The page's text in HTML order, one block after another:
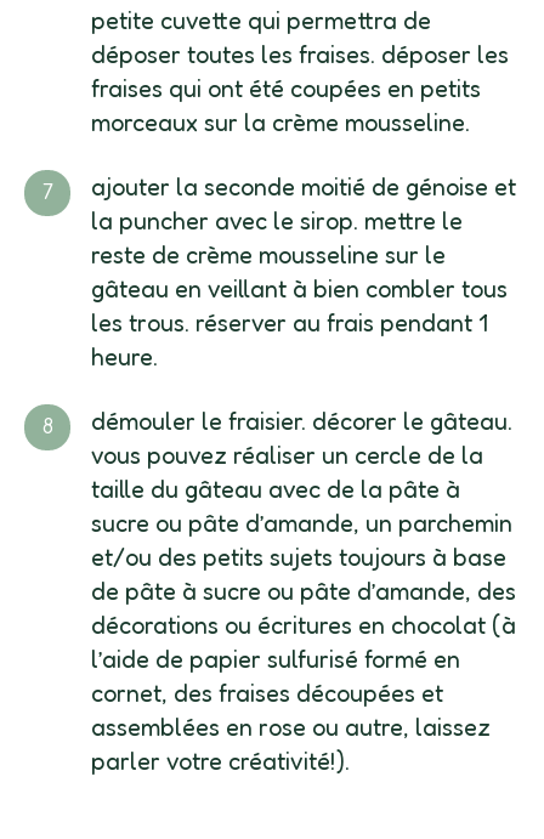
petite cuvette qui permettra de
déposer toutes les fraises. déposer les
fraises qui ont été coupées en petits
morceaux sur la crème mousseline.
ajouter la seconde moitié de génoise et
la puncher avec le sirop. mettre le
reste de crème mousseline sur le
gâteau en veillant à bien combler tous
les trous. réserver au frais pendant 1
heure.
démouler le fraisier. décorer le gâteau.
vous pouvez réaliser un cercle de la
taille du gâteau avec de la pâte à
sucre ou pâte d’amande, un parchemin
et/ou des petits sujets toujours à base
de pâte à sucre ou pâte d’amande, des
décorations ou écritures en chocolat (à
l’aide de papier sulfurisé formé en
cornet, des fraises découpées et
assemblées en rose ou autre, laissez
parler votre créativité!).